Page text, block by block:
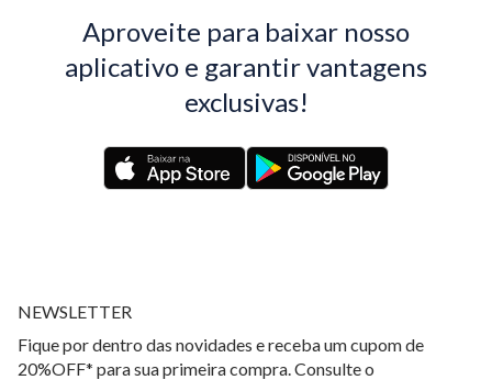
Aproveite para baixar nosso
aplicativo e garantir vantagens
exclusivas!
NEWSLETTER
Fique por dentro das novidades e receba um cupom de
20%OFF* para sua primeira compra. Consulte o